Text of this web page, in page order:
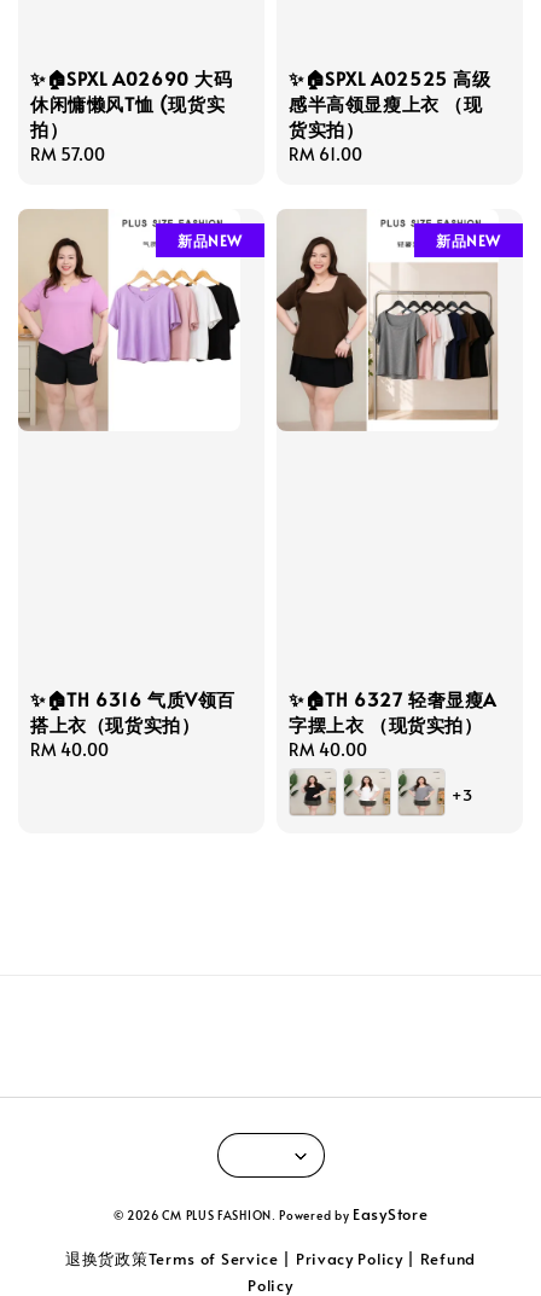
✨🏠SPXL A02690 大码
休闲慵懒风T恤 (现货实
拍）
Regular
RM 57.00
✨🏠SPXL A02525 高级
感半高领显瘦上衣 （现
货实拍）
Regular
RM 61.00
新品NEW
✨🏠TH 6316 气质V领百
搭上衣（现货实拍）
Regular
RM 40.00
新品NEW
✨🏠TH 6327 轻奢显瘦A
字摆上衣 （现货实拍）
Regular
price
RM 40.00
+3
© 2026 CM PLUS FASHION. Powered by EasyStore
退换货政策Terms of Service | Privacy Policy | Refund
Policy